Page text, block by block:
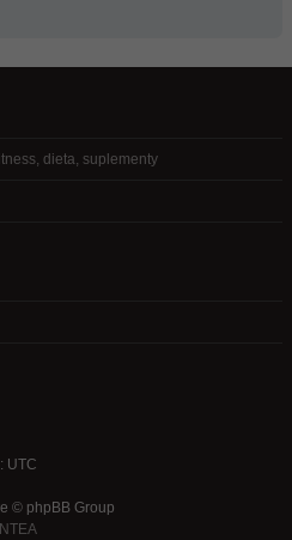
dieta, suplementy
UTC
© phpBB Group